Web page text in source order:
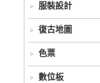
服裝設計
復古地圖
色票
數位板